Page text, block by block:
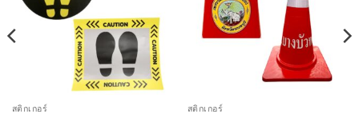
สติกเกอร์ สติกเกอร์